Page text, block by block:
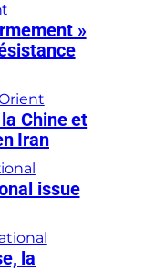
»
Chine et
Iran
issue
la